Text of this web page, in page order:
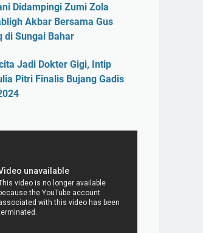
Didampingi Zumi Zola
Akbar Bersama Gus
di Sungai Bahar
Jadi Dokter Gigi, Intip
Pitri Finalis Bujang Gadis